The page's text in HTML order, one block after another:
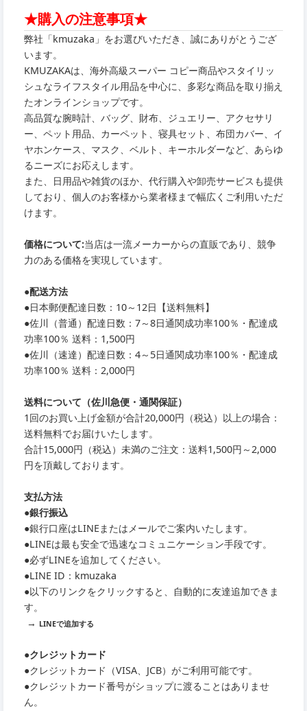
★購入の注意事項★
弊社「kmuzaka」をお選びいただき、誠にありがとうござ
います。
KMUZAKAは、海外高級スーパー コピー商品やスタイリッ
シュなライフスタイル用品を中心に、多彩な商品を取り揃え
たオンラインショップです。
高品質な腕時計、バッグ、財布、ジュエリー、アクセサリ
ー、ペット用品、カーペット、寝具セット、布団カバー、イ
ヤホンケース、マスク、ベルト、キーホルダーなど、あらゆ
るニーズにお応えします。
また、日用品や雑貨のほか、代行購入や卸売サービスも提供
しており、個人のお客様から業者様まで幅広くご利用いただ
けます。
価格について:当店は一流メーカーからの直販であり、競争
力のある価格を実現しています。
●配送方法
●日本郵便配達日数：10～12日【送料無料】
●佐川（普通）配達日数：7～8日通関成功率100％・配達成
功率100％ 送料：1,500円
●佐川（速達）配達日数：4～5日通関成功率100％・配達成
功率100％ 送料：2,000円
送料について（佐川急便・通関保証）
1回のお買い上げ金額が合計20,000円（税込）以上の場合：
送料無料でお届けいたします。
合計15,000円（税込）未満のご注文：送料1,500円～2,000
円を頂戴しております。
支払方法
●銀行振込
●銀行口座はLINEまたはメールでご案内いたします。
●LINEは最も安全で迅速なコミュニケーション手段です。
●必ずLINEを追加してください。
●LINE ID：kmuzaka
●以下のリンクをクリックすると、自動的に友達追加できま
す。
→ LINEで追加する
●クレジットカード
●クレジットカード（VISA、JCB）がご利用可能です。
●クレジットカード番号がショップに渡ることはありませ
ん。